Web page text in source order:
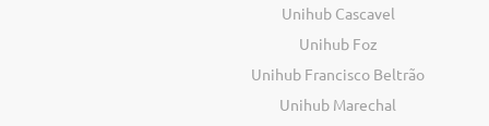
Unihub Cascavel
Unihub Foz
Unihub Francisco Beltrão
Unihub Marechal